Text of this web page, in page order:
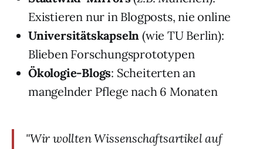
Existieren nur in Blogposts, nie online
Universitätskapseln (wie TU Berlin):
Blieben Forschungsprototypen
Ökologie-Blogs: Scheiterten an
mangelnder Pflege nach 6 Monaten
"Wir wollten Wissenschaftsartikel auf